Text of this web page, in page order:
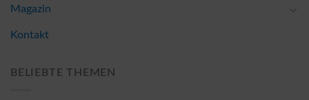
Magazin
Kontakt
BELIEBTE THEMEN